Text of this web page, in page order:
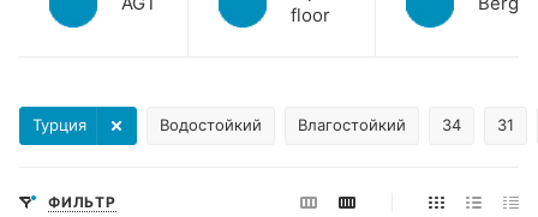
floor
Водостойкий Влагостойкий 34 31
Турция
ФИЛЬТР